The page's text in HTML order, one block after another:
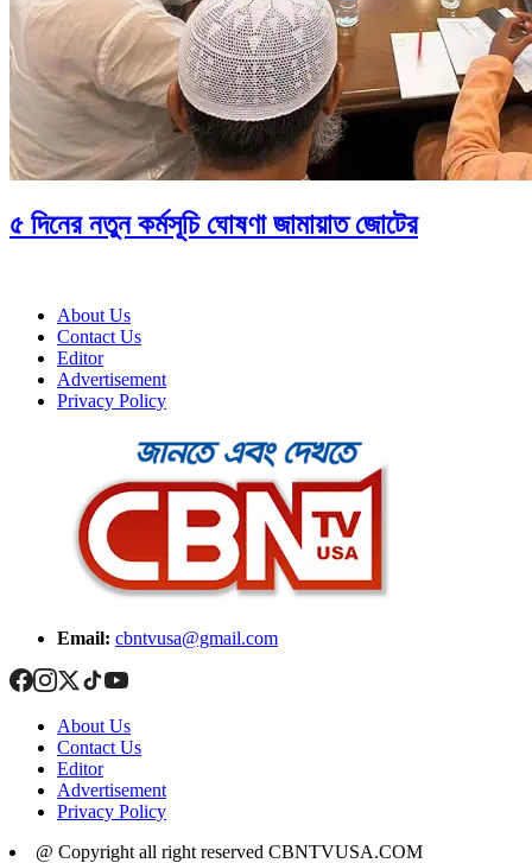
৫ দিনের নতুন কর্মসূচি ঘোষণা জামায়াত জোটের
About Us
Contact Us
Editor
Advertisement
Privacy Policy
Email: cbntvusa@gmail.com
About Us
Contact Us
Editor
Advertisement
Privacy Policy
@ Copyright all right reserved CBNTVUSA.COM